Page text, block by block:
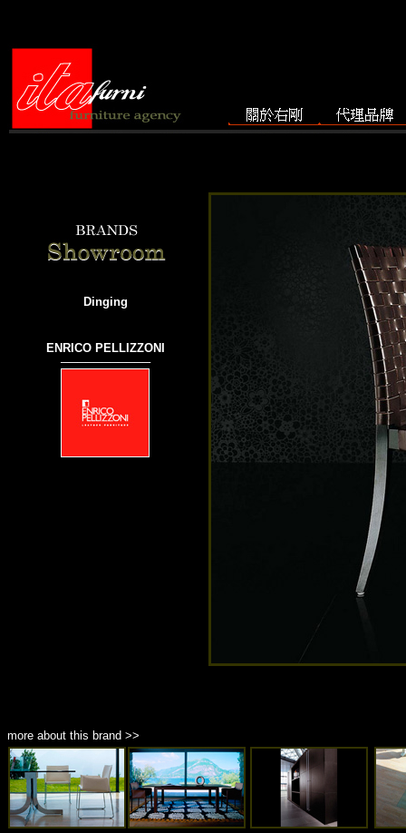
Dinging
ENRICO PELLIZZONI
───────────
more about this brand >>